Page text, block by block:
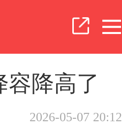
容降高了
2026-05-07 20:12